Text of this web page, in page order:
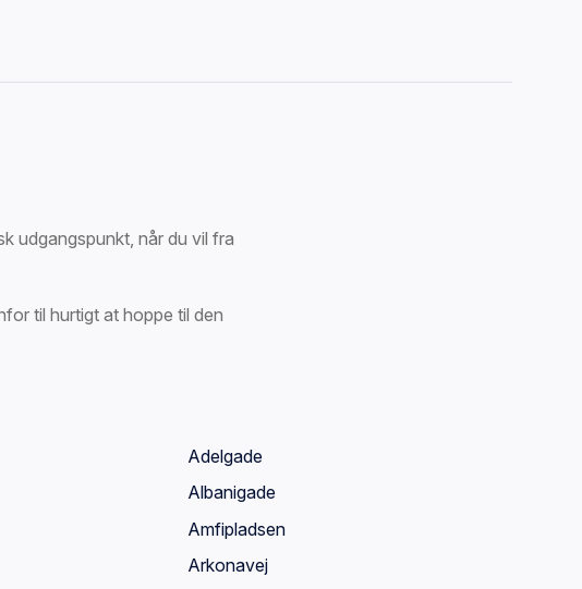
udgangspunkt, når du vil fra
til hurtigt at hoppe til den
Adelgade
Albanigade
Amfipladsen
Arkonavej